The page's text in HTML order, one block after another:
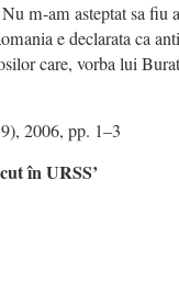
m-am asteptat sa fiu
e declarata ca
care, vorba lui
2006, pp. 1–3
în URSS’